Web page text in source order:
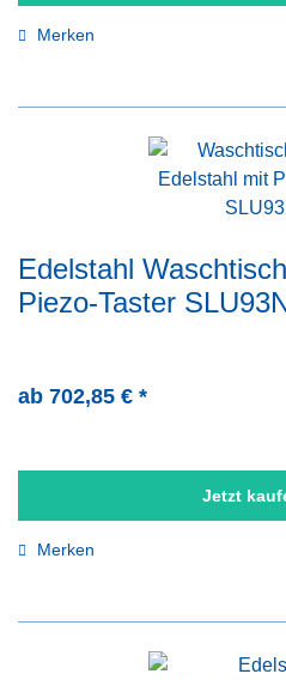
Merken
Edelstahl
Piezo-Taster
ab 702,85 € *
Jetzt
Merken